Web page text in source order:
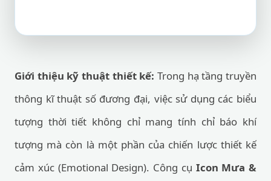
Giới thiệu kỹ thuật thiết kế: Trong hạ tầng truyền
thông kĩ thuật số đương đại, việc sử dụng các biểu
tượng thời tiết không chỉ mang tính chỉ báo khí
tượng mà còn là một phần của chiến lược thiết kế
cảm xúc (Emotional Design). Công cụ Icon Mưa &